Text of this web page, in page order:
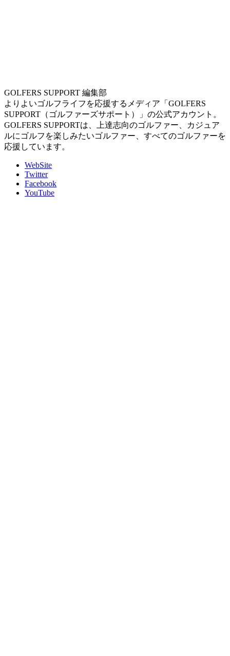
GOLFERS SUPPORT 編集部
よりよいゴルフライフを応援するメディア「GOLFERS
SUPPORT（ゴルファーズサポート）」の公式アカウント。
GOLFERS SUPPORTは、上達志向のゴルファー、カジュア
ルにゴルフを楽しみたいゴルファー、すべてのゴルファーを
応援しています。
WebSite
Twitter
Facebook
YouTube